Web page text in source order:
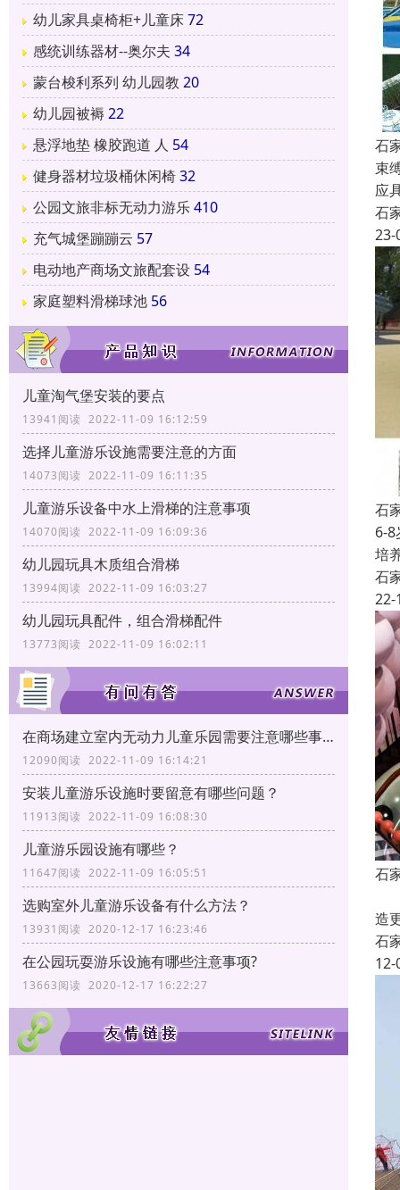
幼儿家具桌椅柜+儿童床72
感统训练器材--奥尔夫 34
蒙台梭利系列 幼儿园教 20
幼儿园被褥 22
悬浮地垫 橡胶跑道 人 54
健身器材垃圾桶休闲椅32
公园文旅非标无动力游乐410
充气城堡蹦蹦云 57
电动地产商场文旅配套设 54
家庭塑料滑梯球池 56
儿童淘气堡安装的要点
13941阅读 2022-11-09 16:12:59
选择儿童游乐设施需要注意的方面
14073阅读 2022-11-09 16:11:35
儿童游乐设备中水上滑梯的注意事项
14070阅读 2022-11-09 16:09:36
幼儿园玩具木质组合滑梯
13994阅读 2022-11-09 16:03:27
幼儿园玩具配件，组合滑梯配件
13773阅读 2022-11-09 16:02:11
在商场建立室内无动力儿童乐园需要注意哪些事项?
12090阅读 2022-11-09 16:14:21
安装儿童游乐设施时要留意有哪些问题？
11913阅读 2022-11-09 16:08:30
儿童游乐园设施有哪些？
11647阅读 2022-11-09 16:05:51
选购室外儿童游乐设备有什么方法？
13931阅读 2020-12-17 16:23:46
在公园玩耍游乐设施有哪些注意事项?
13663阅读 2020-12-17 16:22:27
石
束
应
石
23-
石
6-
培
石
22-
石
造
石
12-